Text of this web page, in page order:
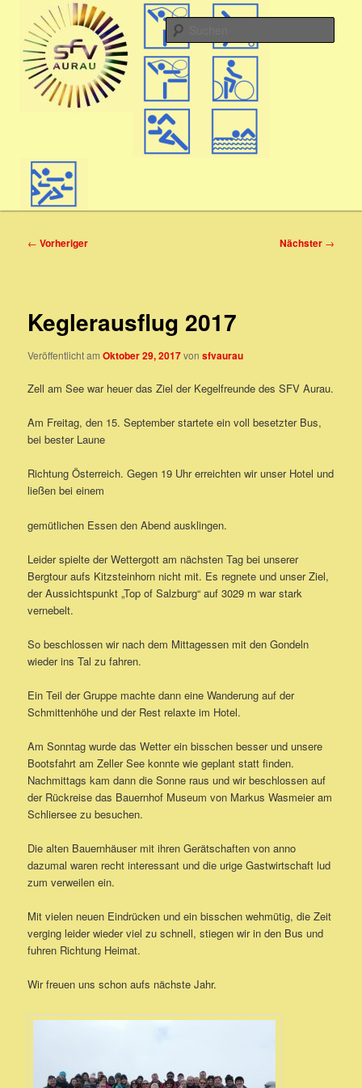
primären
Inhalt
springenSFV
aktiv in Aurau
Hauptmenü
Beitragsnavigation
← Vorheriger Nächster →
Keglerausflug 2017
Veröffentlicht amOktober 29, 2017vonsfvaurau
Zell am See war heuer das Ziel der Kegelfreunde des SFV Aurau.
Am Freitag, den 15. September startete ein voll besetzter Bus,
bei bester Laune
Richtung Österreich. Gegen 19 Uhr erreichten wir unser Hotel und
ließen bei einem
gemütlichen Essen den Abend ausklingen.
Leider spielte der Wettergott am nächsten Tag bei unserer
Bergtour aufs Kitzsteinhorn nicht mit. Es regnete und unser Ziel,
der Aussichtspunkt „Top of Salzburg“ auf 3029 m war stark
vernebelt.
So beschlossen wir nach dem Mittagessen mit den Gondeln
wieder ins Tal zu fahren.
Ein Teil der Gruppe machte dann eine Wanderung auf der
Schmittenhöhe und der Rest relaxte im Hotel.
Am Sonntag wurde das Wetter ein bisschen besser und unsere
Bootsfahrt am Zeller See konnte wie geplant statt finden.
Nachmittags kam dann die Sonne raus und wir beschlossen auf
der Rückreise das Bauernhof Museum von Markus Wasmeier am
Schliersee zu besuchen.
Die alten Bauernhäuser mit ihren Gerätschaften von anno
dazumal waren recht interessant und die urige Gastwirtschaft lud
zum verweilen ein.
Mit vielen neuen Eindrücken und ein bisschen wehmütig, die Zeit
verging leider wieder viel zu schnell, stiegen wir in den Bus und
fuhren Richtung Heimat.
Wir freuen uns schon aufs nächste Jahr.